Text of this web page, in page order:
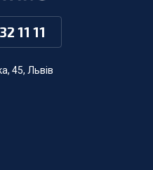
11 11
45, Львів